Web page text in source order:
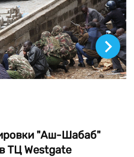
"Аш-Шабаб"
ТЦ Westgate